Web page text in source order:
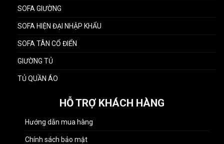
SOFA GIƯỜNG
SOFA HIỆN ĐẠI NHẬP KHẨU
SOFA TÂN CỔ ĐIỂN
GIƯỜNG TỦ
TỦ QUẦN ÁO
HỖ TRỢ KHÁCH HÀNG
Hướng dẫn mua hàng
Chính sách bảo mật